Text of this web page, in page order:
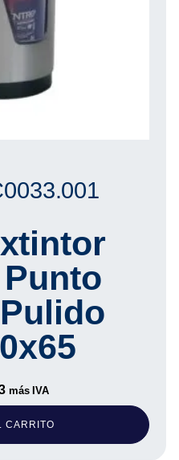
más IVA
CARRITO